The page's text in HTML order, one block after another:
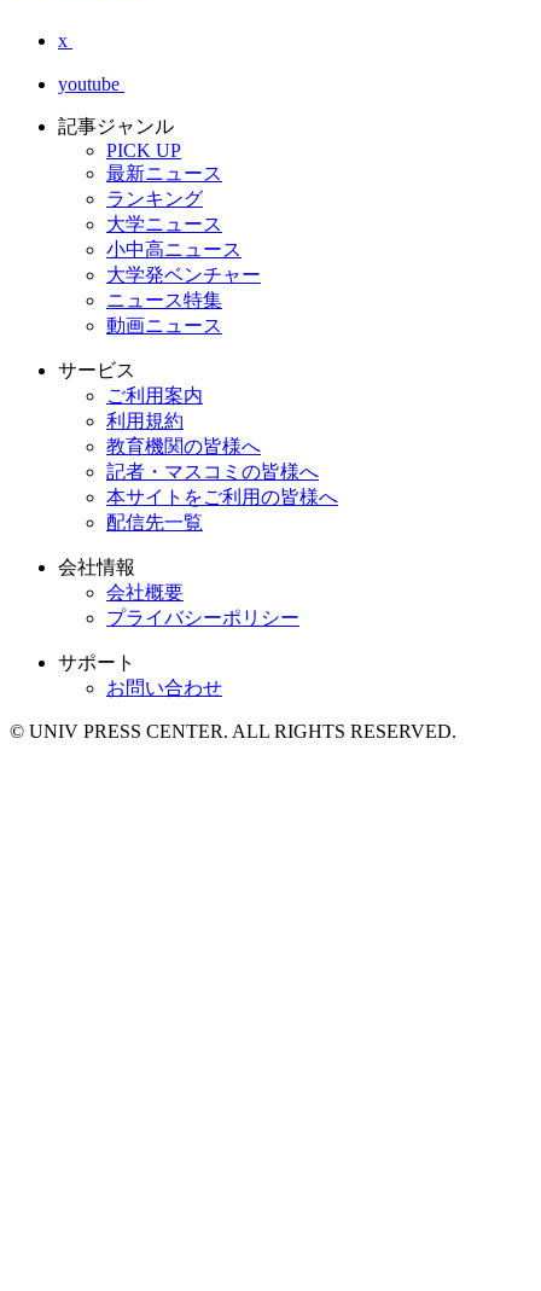
x
youtube
記事ジャンル
PICK UP
最新ニュース
ランキング
大学ニュース
小中高ニュース
大学発ベンチャー
ニュース特集
動画ニュース
サービス
ご利用案内
利用規約
教育機関の皆様へ
記者・マスコミの皆様へ
本サイトをご利用の皆様へ
配信先一覧
会社情報
会社概要
プライバシーポリシー
サポート
お問い合わせ
© UNIV PRESS CENTER. ALL RIGHTS RESERVED.